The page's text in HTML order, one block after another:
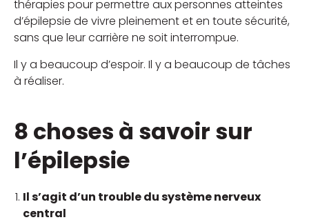
thérapies pour permettre aux personnes atteintes
d’épilepsie de vivre pleinement et en toute sécurité,
sans que leur carrière ne soit interrompue.
Il y a beaucoup d’espoir. Il y a beaucoup de tâches
à réaliser.
8 choses à savoir sur
l’épilepsie
Il s’agit d’un trouble du système nerveux
central